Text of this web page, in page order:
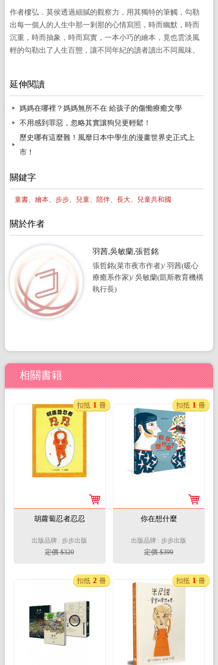
作者樓弘．莫侯透過細膩的觀察力，用其獨特的筆觸，勾勒
出每一個人的人生中那一剎那的心情寫照，時而幽默，時而
沉重，時而抽象，時而寫實，一本小巧的繪本，竟也雲淡風
輕的勾勒出了人生百態，讓不同年紀的讀者讀出不同風味。
延伸閱讀
媽媽在哪裡？媽媽無所不在 給孩子的傷慟療癒文學
不用感到罪惡，忽略其實讓狗兒更輕鬆！
歷史哪有這麼難！風靡日本中學生的漫畫世界史正式上
市！
關鍵字
童書 繪本 步步 兒童 陪伴 長大 兒童共和國
關於作者
羽茜,吳敏蘭,張哲銘
張哲銘(菜市夜市作者)/ 羽茜(暖心
療癒系作家)/ 吳敏蘭(凱斯教育機構
執行長)
相關書籍
胡蘿蔔忍者忍忍
出版品牌 : 步步出版
定價 $320
扣抵 1 冊
你在想什麼
出版品牌 : 步步出版
定價 $399
扣抵 1 冊
扣抵 2 冊 扣抵 1 冊